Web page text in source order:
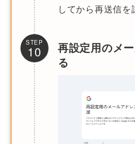
してから再送信を
STEP
10
再設定用のメ
る